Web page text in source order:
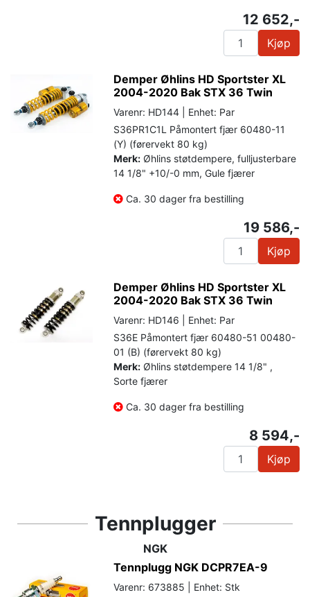
12 652,-
Kjøp
Demper Øhlins HD Sportster XL
2004-2020 Bak STX 36 Twin
Varenr: HD144 | Enhet: Par
S36PR1C1L Påmontert fjær 60480-11
(Y) (førervekt 80 kg)
Merk: Øhlins støtdempere, fulljusterbare
14 1/8" +10/-0 mm, Gule fjærer
Ca. 30 dager fra bestilling
19 586,-
Kjøp
Demper Øhlins HD Sportster XL
2004-2020 Bak STX 36 Twin
Varenr: HD146 | Enhet: Par
S36E Påmontert fjær 60480-51 00480-
01 (B) (førervekt 80 kg)
Merk: Øhlins støtdempere 14 1/8" ,
Sorte fjærer
Ca. 30 dager fra bestilling
8 594,-
Kjøp
Tennplugger
NGK
Tennplugg NGK DCPR7EA-9
Varenr: 673885 | Enhet: Stk